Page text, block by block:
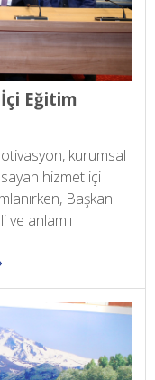
Eğitim
kurumsal
hizmet içi
Başkan
ve anlamlı